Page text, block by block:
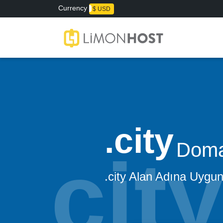
Currency
₺ TL $ USD
city
.city Alan Adına